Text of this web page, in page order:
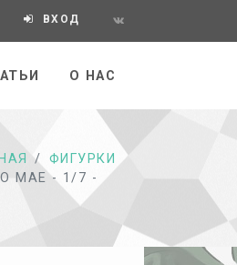
ВХОД
О НАС
ФИГУРКИ
MAE - 1/7 -